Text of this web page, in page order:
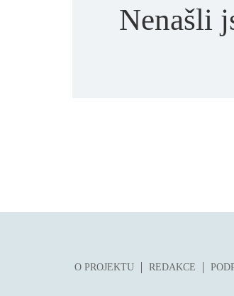
Nenašli
O PROJEKTU REDAKCE